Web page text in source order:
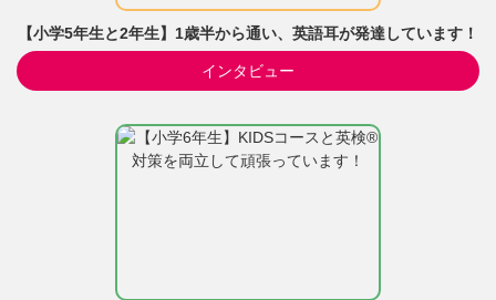
【小学5年生と2年生】1歳半から通い、英語耳が発達しています！
インタビュー